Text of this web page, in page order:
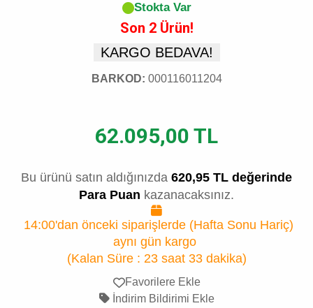
Stokta Var
Son 2 Ürün!
KARGO BEDAVA!
BARKOD: 000116011204
62.095,00 TL
Bu ürünü satın aldığınızda 620,95 TL değerinde
Para Puan kazanacaksınız.
14:00'dan önceki siparişlerde (Hafta Sonu Hariç)
aynı gün kargo
(Kalan Süre : 23 saat 33 dakika)
Favorilere Ekle
İndirim Bildirimi Ekle